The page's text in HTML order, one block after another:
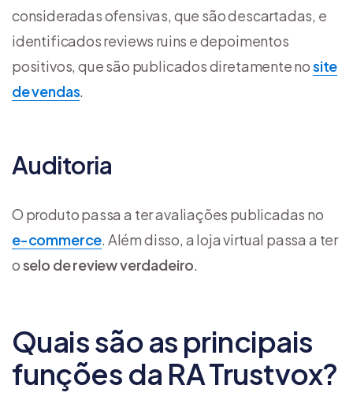
consideradas ofensivas, que são descartadas, e
identificados reviews ruins e depoimentos
positivos, que são publicados diretamente nosite
de vendas.
Auditoria
O produto passa a ter avaliações publicadas no
e-commerce. Além disso, a loja virtual passa a ter
oselo dereview verdadeiro.
Quais são as principais
funções da RA Trustvox?